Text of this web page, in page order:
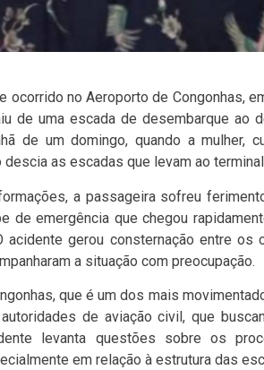
ocorrido no Aeroporto de Congonhas,
de uma escada de desembarque ao
de um domingo, quando a mulher,
as escadas que levam ao
a passageira sofreu
de emergência que chegou
acidente gerou consternação entre
a situação com preocupação.
que é um dos mais
de aviação civil, que
levanta questões sobre os
em relação à estrutura das